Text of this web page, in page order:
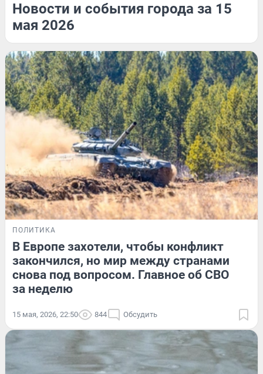
Новости и события города за 15
мая 2026
ПОЛИТИКА
В Европе захотели, чтобы конфликт
закончился, но мир между странами
снова под вопросом. Главное об СВО
за неделю
15 мая, 2026, 22:50 844 Обсудить